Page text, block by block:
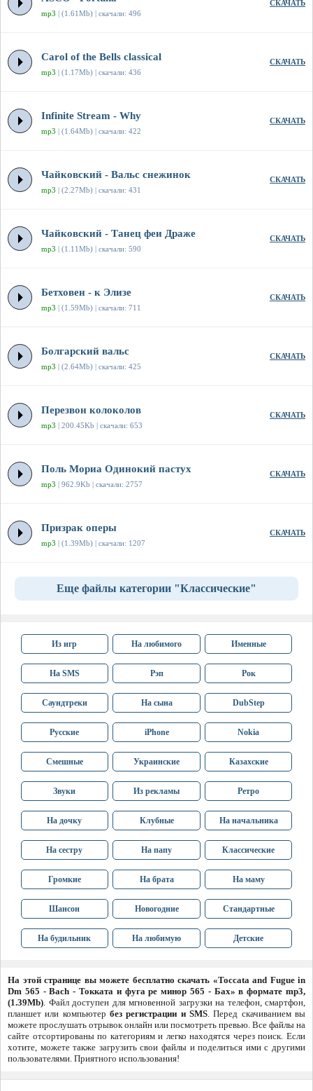
mp3 | (1.61Mb) | скачали: 496
СКАЧАТЬ
Carol of the Bells classical
mp3 | (1.17Mb) | скачали: 436
СКАЧАТЬ
Infinite Stream - Why
mp3 | (1.64Mb) | скачали: 422
СКАЧАТЬ
Чайковский - Вальс снежинок
mp3 | (2.27Mb) | скачали: 431
СКАЧАТЬ
Чайковский - Танец феи Драже
mp3 | (1.11Mb) | скачали: 590
СКАЧАТЬ
Бетховен - к Элизе
mp3 | (1.59Mb) | скачали: 711
СКАЧАТЬ
Болгарский вальс
mp3 | (2.64Mb) | скачали: 425
СКАЧАТЬ
Перезвон колоколов
mp3 | 200.45Kb | скачали: 653
СКАЧАТЬ
Поль Мориа Одинокий пастух
mp3 | 962.9Kb | скачали: 2757
СКАЧАТЬ
Призрак оперы
mp3 | (1.39Mb) | скачали: 1207
СКАЧАТЬ
Еще файлы категории "Классические"
Из игр На любимого Именные
На SMS Рэп Рок
Саундтреки На сына DubStep
Русские iPhone Nokia
Смешные Украинские Казахские
Звуки Из рекламы Ретро
На дочку Клубные На начальника
На сестру На папу Классические
Громкие На брата На маму
Шансон Новогодние Стандартные
На будильник На любимую Детские
На этой странице вы можете бесплатно скачать «Toccata and Fugue in
Dm 565 - Bach - Токката и фуга ре минор 565 - Бах» в формате mp3,
(1.39Mb). Файл доступен для мгновенной загрузки на телефон, смартфон,
планшет или компьютер без регистрации и SMS. Перед скачиванием вы
можете прослушать отрывок онлайн или посмотреть превью. Все файлы на
сайте отсортированы по категориям и легко находятся через поиск. Если
хотите, можете также загрузить свои файлы и поделиться ими с другими
пользователями. Приятного использования!